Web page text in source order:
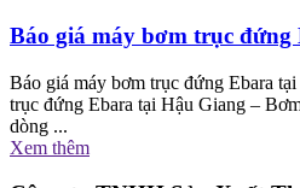
Báo giá máy bơm trục
Báo giá máy bơm trục đứng Ebara
trục đứng Ebara tại Hậu Giang –
dòng ...
Xem thêm